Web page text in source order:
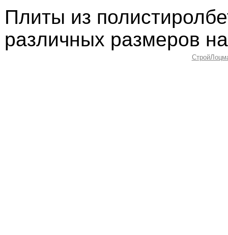
Плиты из
различных размеров